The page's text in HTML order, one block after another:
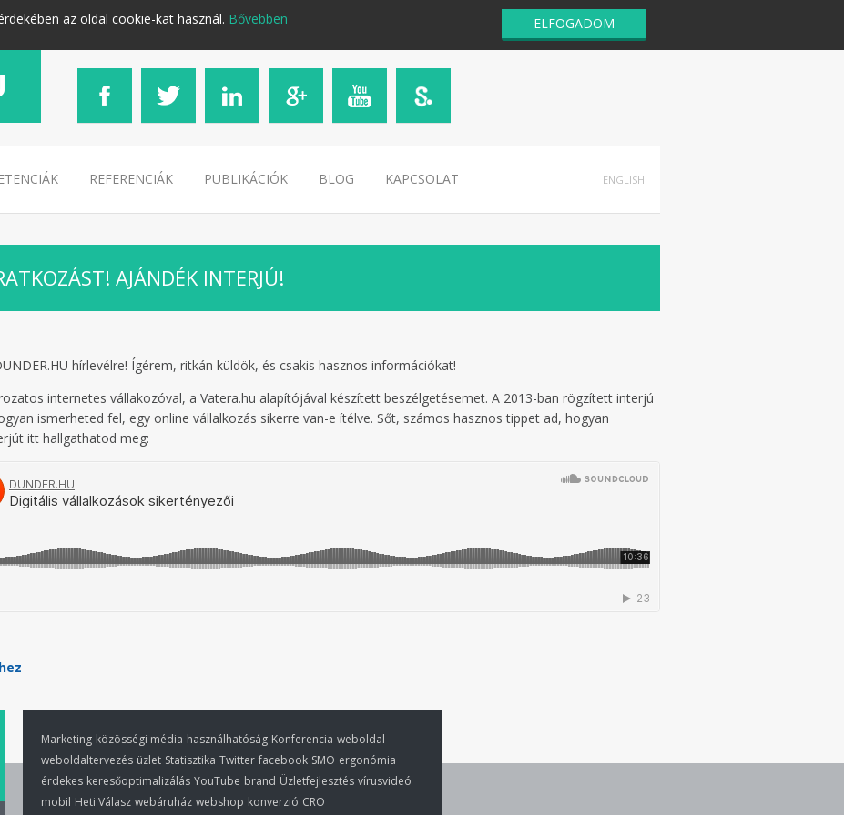
az oldal cookie-kat használ. Bővebben ELFOGADOM
REFERENCIÁK PUBLIKÁCIÓK BLOG KAPCSOLAT ENGLISH
AJÁNDÉK INTERJÚ!
hírlevélre! Ígérem, ritkán küldök, és csakis hasznos információkat!
internetes vállakozóval, a Vatera.hu alapítójával készített beszélgetésemet. A 2013-ban rögzített interjú
ismerheted fel, egy online vállalkozás sikerre van-e ítélve. Sőt, számos hasznos tippet ad, hogyan
itt hallgathatod meg:
Marketing közösségi média használhatóság Konferencia weboldal
weboldaltervezés üzlet Statisztika Twitter facebook SMO ergonómia
érdekes keresőoptimalizálás YouTube brand Üzletfejlesztés vírusvideó
mobil Heti Válasz webáruház webshop konverzió CRO